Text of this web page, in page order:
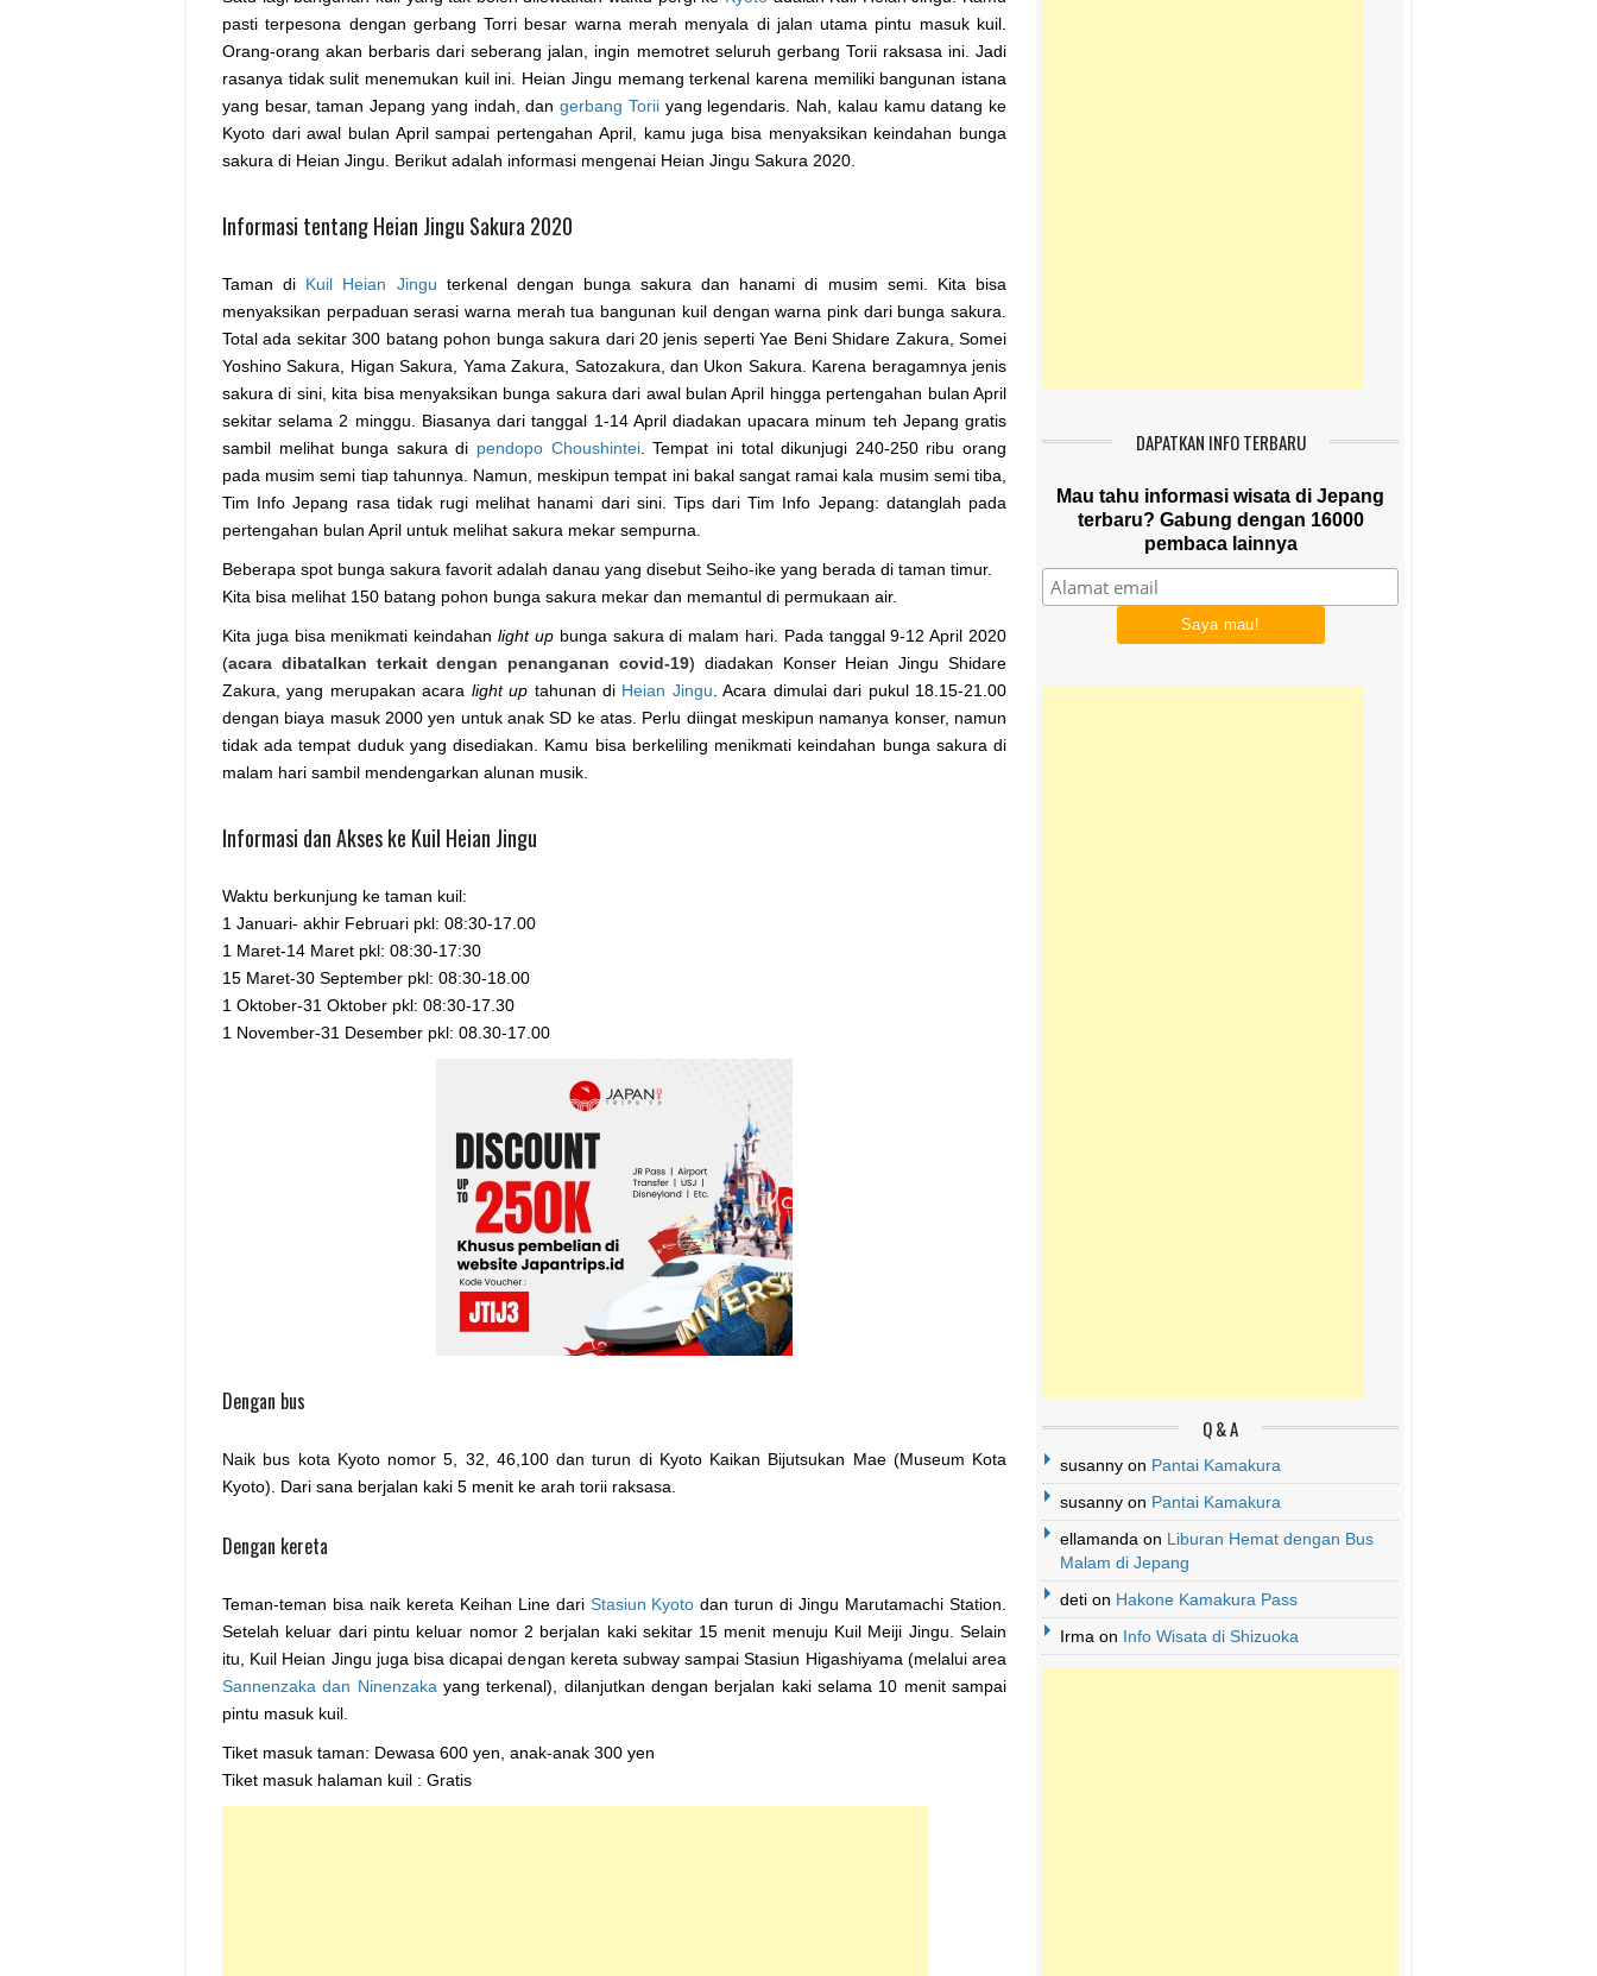
pasti terpesona dengan gerbang Torri besar warna merah menyala di jalan utama pintu masuk kuil.
Orang-orang akan berbaris dari seberang jalan, ingin memotret seluruh gerbang Torii raksasa ini. Jadi
rasanya tidak sulit menemukan kuil ini. Heian Jingu memang terkenal karena memiliki bangunan istana
yang besar, taman Jepang yang indah, dangerbang Toriiyang legendaris. Nah, kalau kamu datang ke
Kyoto dari awal bulan April sampai pertengahan April, kamu juga bisa menyaksikan keindahan bunga
sakura di Heian Jingu. Berikut adalah informasi mengenai Heian Jingu Sakura 2020.
Informasi tentang Heian Jingu Sakura 2020
Taman di Kuil Heian Jingu terkenal dengan bunga sakura dan hanami di musim semi. Kita bisa
menyaksikan perpaduan serasi warna merah tua bangunan kuil dengan warna pink dari bunga sakura.
Total ada sekitar 300 batang pohon bunga sakura dari 20 jenis seperti Yae Beni Shidare Zakura, Somei
Yoshino Sakura, Higan Sakura, Yama Zakura, Satozakura, dan Ukon Sakura. Karena beragamnya jenis
sakura di sini, kita bisa menyaksikan bunga sakura dari awal bulan April hingga pertengahan bulan April
sekitar selama 2 minggu. Biasanya dari tanggal 1-14 April diadakan upacara minum teh Jepang gratis
sambil melihat bunga sakura di pendopo Choushintei. Tempat ini total dikunjugi 240-250 ribu orang
pada musim semi tiap tahunnya. Namun, meskipun tempat ini bakal sangat ramai kala musim semi tiba,
Tim Info Jepang rasa tidak rugi melihat hanami dari sini. Tips dari Tim Info Jepang: datanglah pada
pertengahan bulan April untuk melihat sakura mekar sempurna.
Beberapa spot bunga sakura favorit adalah danau yang disebut Seiho-ike yang berada di taman timur.
Kita bisa melihat 150 batang pohon bunga sakura mekar dan memantul di permukaan air.
Kita juga bisa menikmati keindahanlight upbunga sakura di malam hari. Pada tanggal 9-12 April 2020
(acara dibatalkan terkait dengan penanganan covid-19) diadakan Konser Heian Jingu Shidare
Zakura, yang merupakan acara light up tahunan di Heian Jingu . Acara dimulai dari pukul 18.15-21.00
dengan biaya masuk 2000 yen untuk anak SD ke atas. Perlu diingat meskipun namanya konser, namun
tidak ada tempat duduk yang disediakan. Kamu bisa berkeliling menikmati keindahan bunga sakura di
malam hari sambil mendengarkan alunan musik.
Informasi dan Akses ke Kuil Heian Jingu
Waktu berkunjung ke taman kuil:
1 Januari- akhir Februari pkl: 08:30-17.00
1 Maret-14 Maret pkl: 08:30-17:30
15 Maret-30 September pkl: 08:30-18.00
1 Oktober-31 Oktober pkl: 08:30-17.30
1 November-31 Desember pkl: 08.30-17.00
Dengan bus
Naik bus kota Kyoto nomor 5, 32, 46,100 dan turun di Kyoto Kaikan Bijutsukan Mae (Museum Kota
Kyoto). Dari sana berjalan kaki 5 menit ke arah torii raksasa.
Dengan kereta
Teman-teman bisa naik kereta Keihan Line dari Stasiun Kyoto dan turun di Jingu Marutamachi Station.
Setelah keluar dari pintu keluar nomor 2 berjalan kaki sekitar 15 menit menuju Kuil Meiji Jingu. Selain
itu, Kuil Heian Jingu juga bisa dicapai dengan kereta subway sampai Stasiun Higashiyama (melalui area
Sannenzaka dan Ninenzaka yang terkenal), dilanjutkan dengan berjalan kaki selama 10 menit sampai
pintu masuk kuil.
Tiket masuk taman: Dewasa 600 yen, anak-anak 300 yen
Tiket masuk halaman kuil : Gratis
DAPATKAN INFO TERBARU
Mau tahu informasi wisata di Jepang
terbaru? Gabung dengan 16000
pembaca lainnya
Q & A
susanny on Pantai Kamakura
susanny on Pantai Kamakura
ellamanda on Liburan Hemat dengan Bus
Malam di Jepang
deti on Hakone Kamakura Pass
Irma on Info Wisata di Shizuoka